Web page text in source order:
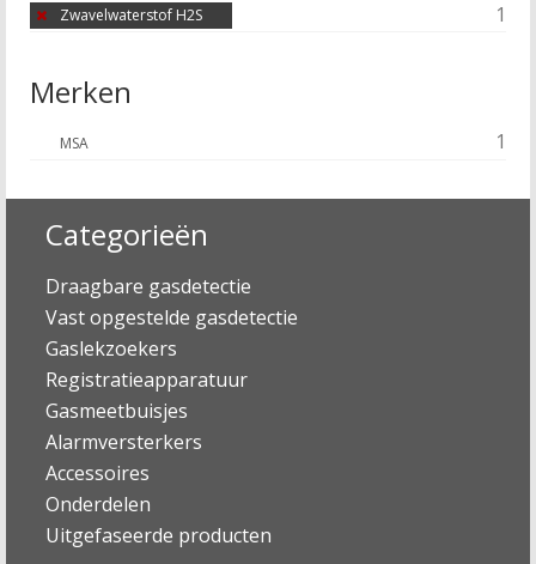
Zwavelwaterstof H2S 1
Merken
MSA 1
Categorieën
Draagbare gasdetectie
Vast opgestelde gasdetectie
Gaslekzoekers
Registratieapparatuur
Gasmeetbuisjes
Alarmversterkers
Accessoires
Onderdelen
Uitgefaseerde producten